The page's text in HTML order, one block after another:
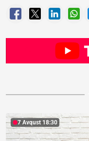
7 Avqust 18:30